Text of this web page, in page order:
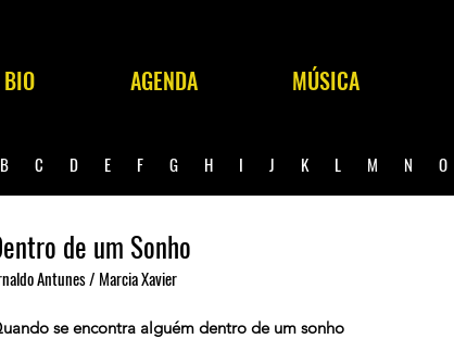
BIO AGENDA MÚSICA
B C D E F G H I J K L M N O
de um Sonho
Antunes / Marcia Xavier
se encontra alguém dentro de um sonho